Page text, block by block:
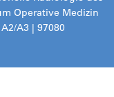
Operative Medizin
A3 | 97080